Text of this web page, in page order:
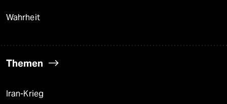
Wahrheit
Themen
Iran-Krieg